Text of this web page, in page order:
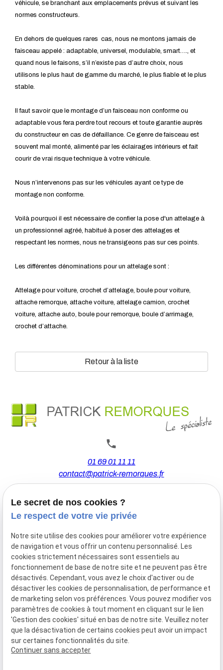
véhicule, se branchant aux emplacements prévus et suivant les
normes constructeurs.
En dehors de quelques rares cas, nous ne montons jamais de
faisceau appelé : adaptable, universel, modulable, smart…., et
quand nous le faisons, s’il n’existe pas d’autre choix, nous
utilisons le plus haut de gamme du marché, le plus fiable et le plus
stable.
Il faut savoir que le montage d’un faisceau non conforme ou
adaptable vous fera perdre tout recours et toute garantie auprès
du constructeur en cas de défaillance. Ce genre de faisceau est
souvent mal monté, alimenté par les éclairages intérieurs et fait
courir de vrai risque technique à votre véhicule.
Nous n’intervenons pas sur les véhicules ayant ce type de
montage non conforme.
Voilà pourquoi il est nécessaire de confier la pose d'un attelage à
un professionnel agréé, habitué à poser des attelages et
respectant les normes, nous ne transigeons pas sur ces points.
Les différentes dénominations pour un attelage sont :
Attelage pour voiture, crochet d’attelage, boule pour voiture,
attache remorque, attache voiture, attelage camion, crochet
voiture, attache auto, boule pour remorque, boule d’arrimage,
crochet d’attache.
Retour à la liste
01 69 01 11 11
contact@patrick-remorques.fr
44 Avenue de la Division Leclerc
91160 BALLAINVILLIERS
Du Mardi au Samedi
De 9h00 à 12h30 et de 13h30 à 18h00
Le Lundi sur rendez-vous.
Mentions
légales
Politique de
confidentialité
Gestion
des
cookies
Plan du
site
Siret :77556328100028
Le secret de nos cookies ?
Le respect de votre vie privée
Notre site utilise des cookies pour améliorer votre expérience
de navigation et vous offrir un contenu personnalisé. Les
cookies strictement nécessaires sont essentiels au
fonctionnement de base de notre site et ne peuvent pas être
désactivés. Cependant, vous avez le choix d'activer ou de
désactiver les cookies de personnalisation, de performance et
de marketing selon vos préférences. Vous pouvez modifier vos
paramètres de cookies à tout moment en cliquant sur le lien
'Gestion des cookies' situé en bas de notre site. Veuillez noter
que la désactivation de certains cookies peut avoir un impact
sur certaines fonctionnalités du site.
Continuer sans accepter